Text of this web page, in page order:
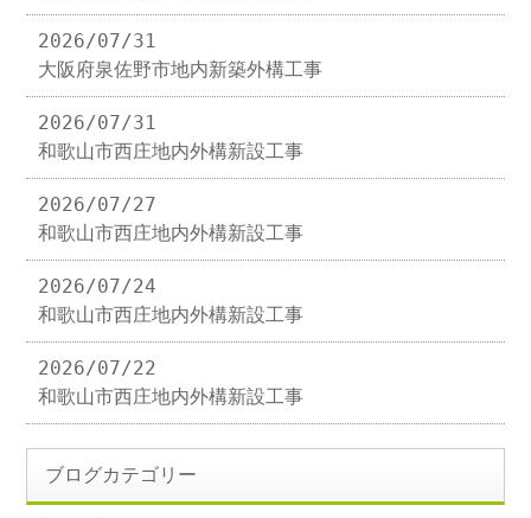
2026/07/31
大阪府泉佐野市地内新築外構工事
2026/07/31
和歌山市西庄地内外構新設工事
2026/07/27
和歌山市西庄地内外構新設工事
2026/07/24
和歌山市西庄地内外構新設工事
2026/07/22
和歌山市西庄地内外構新設工事
ブログカテゴリー